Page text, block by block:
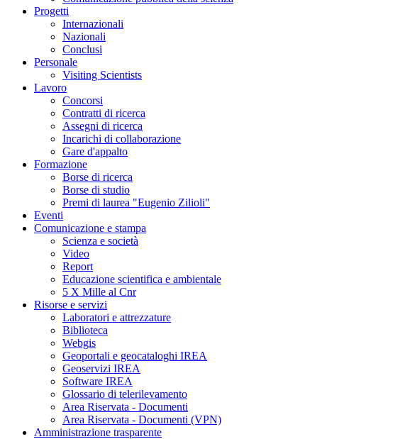
Progetti
Internazionali
Nazionali
Conclusi
Personale
Visiting Scientists
Lavoro
Concorsi
Contratti di ricerca
Assegni di ricerca
Incarichi di collaborazione
Gare d'appalto
Formazione
Borse di ricerca
Borse di studio
Premi di laurea "Eugenio Zilioli"
Eventi
Comunicazione e stampa
Scienza e società
Video
Report
Educazione scientifica e ambientale
5 X Mille al Cnr
Risorse e servizi
Laboratori e attrezzature
Biblioteca
Webgis
Geoportali e geocataloghi IREA
Geoservizi IREA
Software IREA
Glossario di telerilevamento
Area Riservata - Documenti
Area Riservata - Documenti (VPN)
Amministrazione trasparente